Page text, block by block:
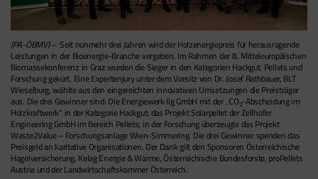
(PA-ÖBMV) –Seit nunmehr drei Jahren wird der Holzenergiepreis für herausragende
Leistungen in der Bioenergie-Branche vergeben. Im Rahmen der 8. Mitteleuropäischen
Biomassekonferenz in Graz wurden die Sieger in den Kategorien Hackgut, Pellets und
Forschung gekürt. Eine Expertenjury unter dem Vorsitz von Dr. Josef Rathbauer, BLT
Wieselburg, wählte aus den eingereichten innovativen Umsetzungen die Preisträger
aus. Die drei Gewinner sind: Die Energiewerk Ilg GmbH mit der „CO2-Abscheidung im
Holzkraftwerk“ in der Kategorie Hackgut; das Projekt Solarpellet der Zellhofer
Engineering GmbH im Bereich Pellets; in der Forschung überzeugte das Projekt
Waste2Value – Forschungsanlage Wien-Simmering. Die drei Gewinner spenden das
Preisgeld an karitative Organisationen. Der Dank gilt den Sponsoren Österreichische
Hagelversicherung, Kelag Energie & Wärme, Österreichische Bundesforste, proPellets
Austria und der Landwirtschaftskammer Österreich.